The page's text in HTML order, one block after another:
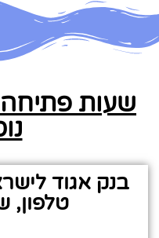
שעות פתיחה
בנק אגוד
טלפון,